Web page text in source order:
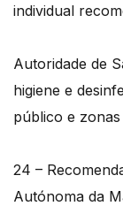
individual
Autoridade de
higiene e
público e
24 –
Autónoma da